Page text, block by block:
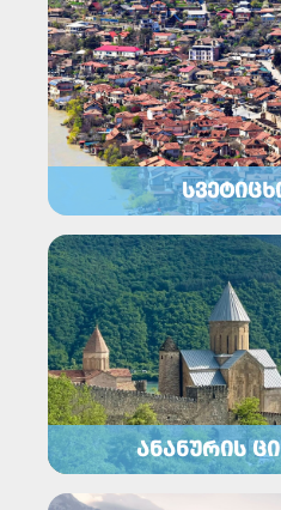
ᲐᲜᲐᲜᲣᲠᲘᲡ